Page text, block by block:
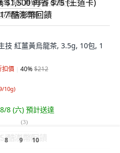
$1,500 再省 $75 (王道卡)
酷澎幣回饋
技 紅薑黃烏龍茶, 3.5g, 10包, 1
扣價 40%$212
10g)
8 (六) 預計送達
(3)
酷澎幣回饋
8 9 10